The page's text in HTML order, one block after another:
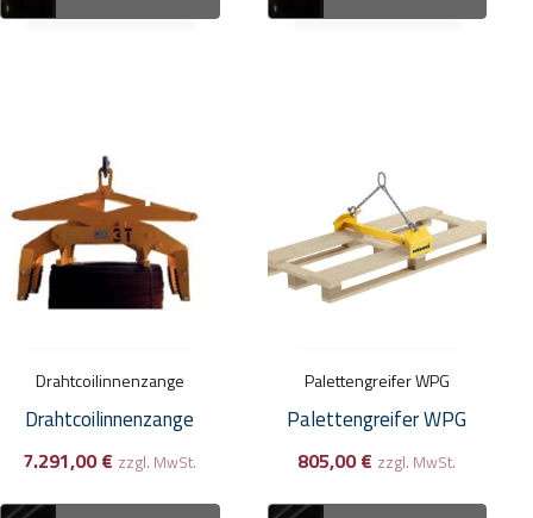
Drahtcoilinnenzange
Drahtcoilinnenzange
7.291,00€ zzgl. MwSt.
Palettengreifer WPG
Palettengreifer WPG
805,00€ zzgl. MwSt.